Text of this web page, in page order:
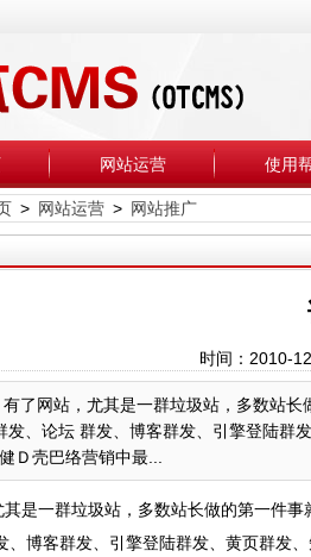
网站运营 使用
> 网站运营> 网站推广
时间：2010-
有了网站，尤其是一群垃圾站，多数站
发、论坛 群发、博客群发、引擎登陆群
Ｄ壳巴络营销中最...
是一群垃圾站，多数站长做的第一件
、博客群发、引擎登陆群发、黄页群发